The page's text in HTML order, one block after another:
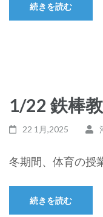
続きを読む
1/22 鉄棒
22 1月,2025
冬期間、体育の授
続きを読む